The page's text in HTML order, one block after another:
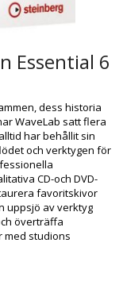
Essential 6
dess historia
WaveLab satt flera
har behållit sin
och verktygen för
CD-och DVD-
favoritskivor
uppsjö av verktyg
överträffa
med studions